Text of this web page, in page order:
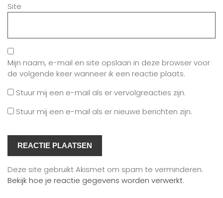
Site
Mijn naam, e-mail en site opslaan in deze browser voor
de volgende keer wanneer ik een reactie plaats.
Stuur mij een e-mail als er vervolgreacties zijn.
Stuur mij een e-mail als er nieuwe berichten zijn.
Deze site gebruikt Akismet om spam te verminderen.
Bekijk hoe je reactie gegevens worden verwerkt.